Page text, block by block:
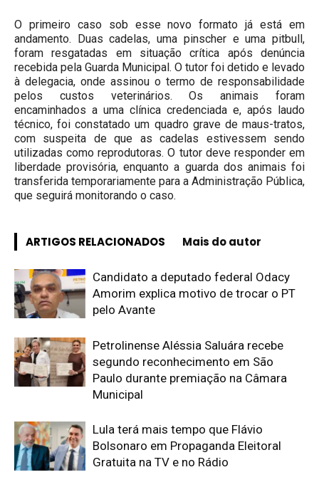
O primeiro caso sob esse novo formato já está em
andamento. Duas cadelas, uma pinscher e uma pitbull,
foram resgatadas em situação crítica após denúncia
recebida pela Guarda Municipal. O tutor foi detido e levado
à delegacia, onde assinou o termo de responsabilidade
pelos custos veterinários. Os animais foram
encaminhados a uma clínica credenciada e, após laudo
técnico, foi constatado um quadro grave de maus-tratos,
com suspeita de que as cadelas estivessem sendo
utilizadas como reprodutoras. O tutor deve responder em
liberdade provisória, enquanto a guarda dos animais foi
transferida temporariamente para a Administração Pública,
que seguirá monitorando o caso.
ARTIGOS RELACIONADOS Mais do autor
Candidato a deputado federal Odacy
Amorim explica motivo de trocar o PT
pelo Avante
Petrolinense Aléssia Saluára recebe
segundo reconhecimento em São
Paulo durante premiação na Câmara
Municipal
Lula terá mais tempo que Flávio
Bolsonaro em Propaganda Eleitoral
Gratuita na TV e no Rádio